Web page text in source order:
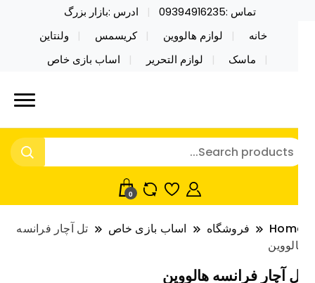
تماس :09394916235
ادرس :بازار بزرگ
خانه
لوازم هالووین کریسمس
ولنتاین
ماسک
لوازم التحریر اساب بازی خاص
تاین کادویی کریسمس اکسسوری
محصولات خاص فیجت اسباب بازی تراول ماگ نایکر
فروش عمده لوازم هالووین ولن تاین کادویی
اکسسوری ماسک در واردات مستقیم
0
فروشگاه اساب بازی خاص
تل آچار فرانسه
آچار فرانسه هالووین